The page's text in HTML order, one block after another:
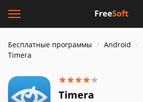
Бесплатные программы Android
Timera
Timera